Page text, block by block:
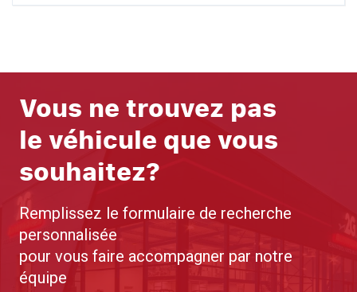
Vous ne trouvez pas
le véhicule que vous
souhaitez?
Remplissez le formulaire de recherche
personnalisée
pour vous faire accompagner par notre
équipe